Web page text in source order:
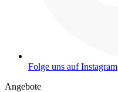
Folge uns auf Instagram
Angebote